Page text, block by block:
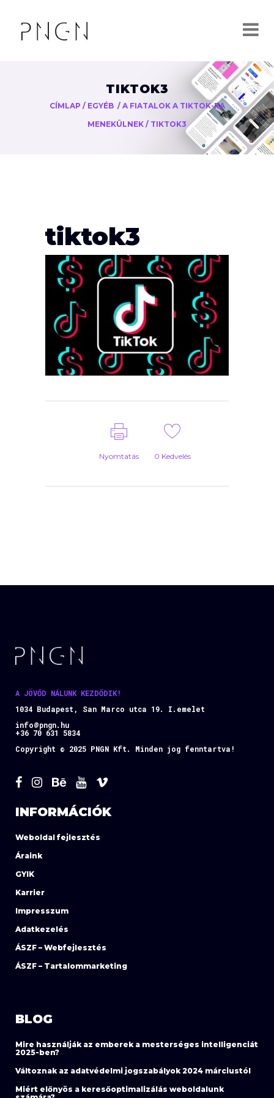
TIKTOK3
CÍMLAP / EGYÉB / A FIATALOK A TIKTOK-RA
MENEKÜLNEK / TIKTOK3
tiktok3
Nyomtatás 0 Kedvelés
A JÖVŐD NÁLUNK KEZDŐDIK!
1034 Budapest, San Marco utca 19. I.emelet
info@pngn.hu
+36 70 631 5834
Copyright © 2025 PNGN Kft. Minden jog fenntartva!
INFORMÁCIÓK
Weboldal fejlesztés
Áraink
GYIK
Karrier
Impresszum
Adatkezelés
ÁSZF – Webfejlesztés
ÁSZF – Tartalommarketing
BLOG
Mire használják az emberek a mesterséges intelligenciát
2025-ben?
Változnak az adatvédelmi jogszabályok 2024 márciustól
Miért előnyös a keresőoptimalizálás weboldalunk